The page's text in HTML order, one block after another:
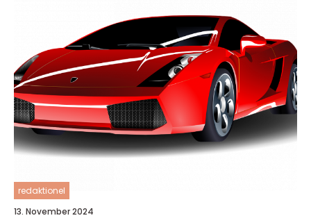
redaktionel
13. November 2024